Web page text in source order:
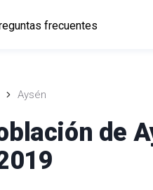
frecuentes
Aysén
de